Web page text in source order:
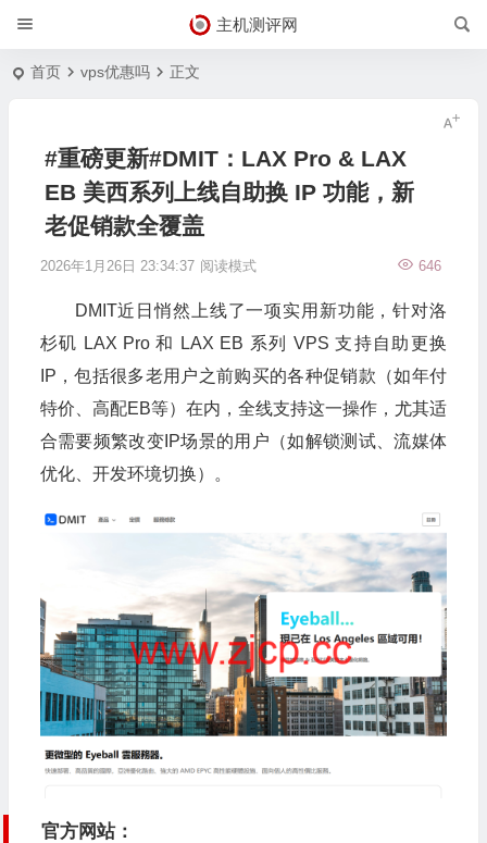
主机测评网
首页 vps优惠吗 正文
#重磅更新#DMIT：LAX Pro & LAX
EB 美西系列上线自助换 IP 功能，新
老促销款全覆盖
2026年1月26日 23:34:37 646
阅读模式
DMIT近日悄然上线了一项实用新功能，针对洛
杉矶 LAX Pro 和 LAX EB 系列 VPS 支持自助更换
IP，包括很多老用户之前购买的各种促销款（如年付
特价、高配EB等）在内，全线支持这一操作，尤其适
合需要频繁改变IP场景的用户（如解锁测试、流媒体
优化、开发环境切换）。
官方网站：